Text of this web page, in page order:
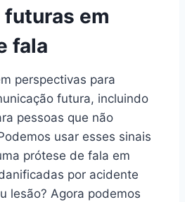
em
fala
perspectivas para
futura, incluindo
pessoas que não
usar esses sinais
prótese de fala em
por acidente
lesão? Agora podemos